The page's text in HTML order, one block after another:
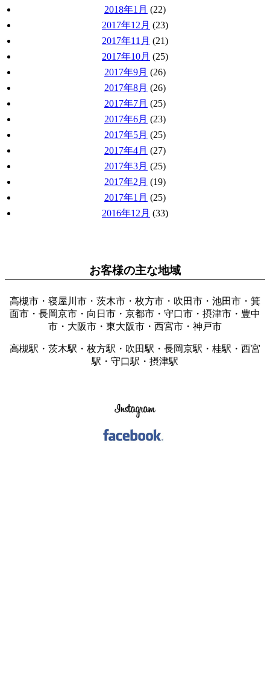
2018年1月 (22)
2017年12月 (23)
2017年11月 (21)
2017年10月 (25)
2017年9月 (26)
2017年8月 (26)
2017年7月 (25)
2017年6月 (23)
2017年5月 (25)
2017年4月 (27)
2017年3月 (25)
2017年2月 (19)
2017年1月 (25)
2016年12月 (33)
お客様の主な地域
高槻市・寝屋川市・茨木市・枚方市・吹田市・池田市・箕
面市・長岡京市・向日市・京都市・守口市・摂津市・豊中
市・大阪市・東大阪市・西宮市・神戸市
高槻駅・茨木駅・枚方駅・吹田駅・長岡京駅・桂駅・西宮
駅・守口駅・摂津駅